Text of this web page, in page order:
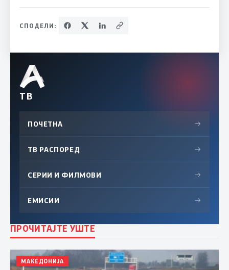
СПОДЕЛИ:
ТВ
ПОЧЕТНА →
ТВ РАСПОРЕД →
СЕРИИ И ФИЛМОВИ →
ЕМИСИИ →
ПРОЧИТАЈТЕ УШТЕ
МАКЕДОНИЈА